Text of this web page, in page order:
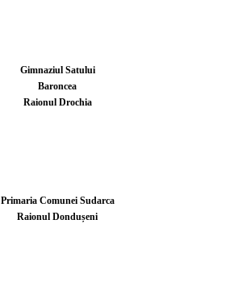
Gimnaziul Satului
Baroncea
Raionul Drochia
Primaria Comunei Sudarca
Raionul Dondușeni